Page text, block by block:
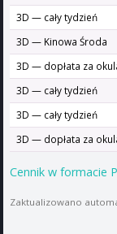
3D — cały tydzień
3D — Kinowa Środa
3D — dopłata za
3D — cały tydzień
3D — cały tydzień
3D — dopłata za
Cennik w formacie
Zaktualizowano